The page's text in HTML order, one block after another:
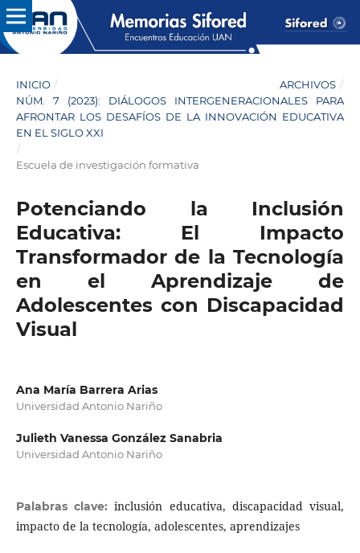
INICIO / ARCHIVOS /
NÚM. 7 (2023): DIÁLOGOS INTERGENERACIONALES PARA
AFRONTAR LOS DESAFÍOS DE LA INNOVACIÓN EDUCATIVA
EN EL SIGLO XXI
/
Escuela de investigación formativa
Potenciando la Inclusión
Educativa: El Impacto
Transformador de la Tecnología
en el Aprendizaje de
Adolescentes con Discapacidad
Visual
Ana María Barrera Arias
Universidad Antonio Nariño
Julieth Vanessa González Sanabria
Universidad Antonio Nariño
Palabras clave:inclusión educativa, discapacidad visual,
impacto de la tecnología, adolescentes, aprendizajes